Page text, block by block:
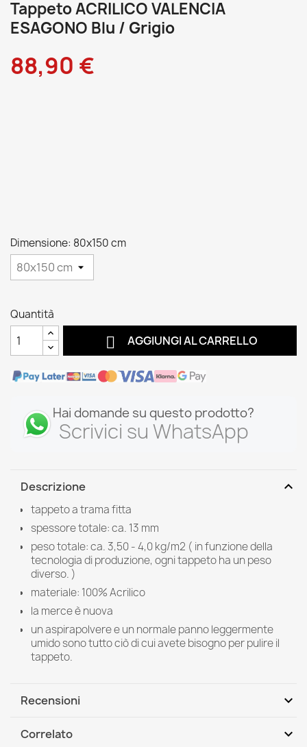
Tappeto ACRILICO VALENCIA
ESAGONO Blu / Grigio
88,90 €
Dimensione: 80x150 cm
Quantità
 AGGIUNGI AL CARRELLO
Hai domande su questo prodotto?
Scrivici su WhatsApp
Descrizione expand_more
tappeto a trama fitta
spessore totale: ca. 13 mm
peso totale: ca. 3,50 - 4,0 kg/m2 ( in funzione della
tecnologia di produzione, ogni tappeto ha un peso
diverso. )
materiale: 100% Acrilico
la merce è nuova
un aspirapolvere e un normale panno leggermente
umido sono tutto ciò di cui avete bisogno per pulire il
tappeto.
Recensioni expand_more
Correlato expand_more